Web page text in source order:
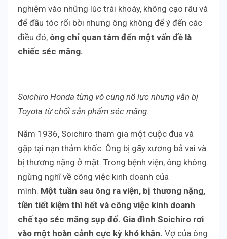
nghiệm vào những lúc trái khoáy, không cạo râu và
để đầu tóc rối bời nhưng ông không để ý đến các
điều đó, ông chỉ quan tâm đến một vấn đề là
chiếc séc măng.
Soichiro Honda từng vô cùng nỗ lực nhưng vẫn bị
Toyota từ chối sản phẩm séc măng.
Năm 1936, Soichiro tham gia một cuộc đua và
gặp tại nạn thảm khốc. Ông bị gãy xương bả vai và
bị thương nặng ở mặt. Trong bệnh viện, ông không
ngừng nghĩ về công việc kinh doanh của
mình. Một tuần sau ông ra viện, bị thương nặng,
tiền tiết kiệm thì hết và công việc kinh doanh
chế tạo séc măng sụp đổ. Gia đình Soichiro rơi
vào một hoàn cảnh cực kỳ khó khăn. Vợ của ông